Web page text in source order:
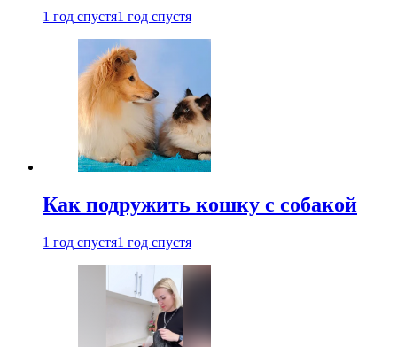
1 год спустя1 год спустя
Как подружить кошку с собакой
1 год спустя1 год спустя